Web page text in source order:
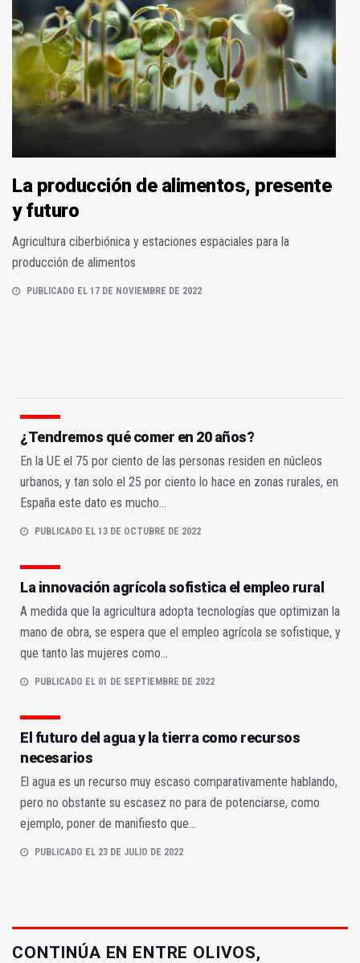
La producción de alimentos, presente
y futuro
Agricultura ciberbiónica y estaciones espaciales para la
producción de alimentos
PUBLICADO EL 17 DE NOVIEMBRE DE 2022
¿Tendremos qué comer en 20 años?
En la UE el 75 por ciento de las personas residen en núcleos
urbanos, y tan solo el 25 por ciento lo hace en zonas rurales, en
España este dato es mucho...
PUBLICADO EL 13 DE OCTUBRE DE 2022
La innovación agrícola sofistica el empleo rural
A medida que la agricultura adopta tecnologías que optimizan la
mano de obra, se espera que el empleo agrícola se sofistique, y
que tanto las mujeres como...
PUBLICADO EL 01 DE SEPTIEMBRE DE 2022
El futuro del agua y la tierra como recursos
necesarios
El agua es un recurso muy escaso comparativamente hablando,
pero no obstante su escasez no para de potenciarse, como
ejemplo, poner de manifiesto que...
PUBLICADO EL 23 DE JULIO DE 2022
CONTINÚA EN ENTRE OLIVOS,